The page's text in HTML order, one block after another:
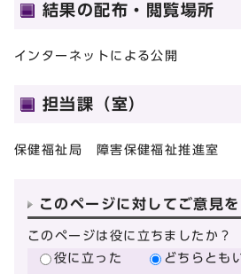
結果の配布・閲覧場所
インターネットによる公開
担当課（室）
保健福祉局 障害保健福祉推進室
このページに対してご意見
このページは役に立ちましたか？
役に立った
どちらとも